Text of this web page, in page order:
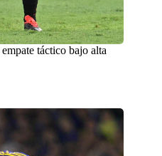
táctico bajo alta